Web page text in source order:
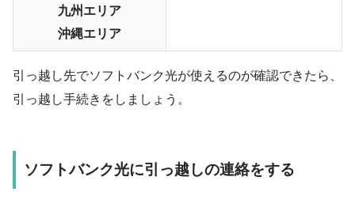
九州エリア
沖縄エリア
引っ越し先でソフトバンク光が使えるのが確認できたら、
引っ越し手続きをしましょう。
ソフトバンク光に引っ越しの連絡をする